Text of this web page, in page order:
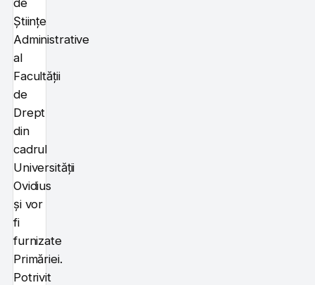
Științe
Administrative
al
Facultății
de
Drept
din
cadrul
Universității
Ovidius
și vor
fi
furnizate
Primăriei.
Potrivit